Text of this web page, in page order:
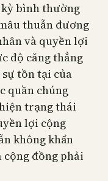
bình thường
thuẫn đương
và quyền lợi
độ căng thẳng
tồn tại của
quần chúng
trạng thái
lợi cộng
không khẩn
đồng phải